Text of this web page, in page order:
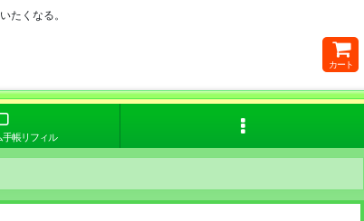
たくなる。
カート
帳リフィル